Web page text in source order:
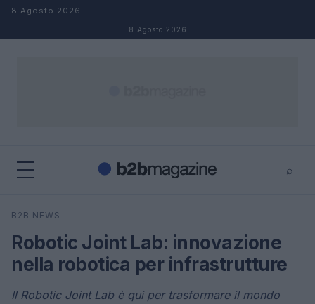
Salta al contenuto
8 Agosto 2026
8 Agosto 2026
⌕
Cerca
B2B NEWS
Robotic Joint Lab: innovazione
nella robotica per infrastrutture
Il Robotic Joint Lab è qui per trasformare il mondo